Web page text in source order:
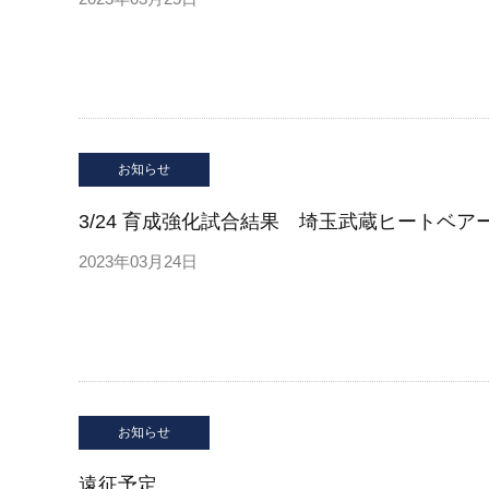
お知らせ
3/24 育成強化試合結果 埼玉武蔵ヒートベア
2023年03月24日
お知らせ
遠征予定